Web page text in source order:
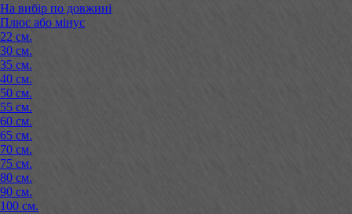
На вибір по довжині
Плюс або мінус
22 см.
30 см.
35 см.
40 см.
50 см.
55 см.
60 см.
65 см.
70 см.
75 см.
80 см.
90 см.
100 см.